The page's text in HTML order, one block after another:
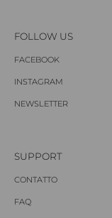
FOLLOW US
FACEBOOK
INSTAGRAM
NEWSLETTER
SUPPORT
CONTATTO
FAQ